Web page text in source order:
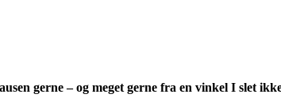
gerne – og meget gerne fra en vinkel I slet